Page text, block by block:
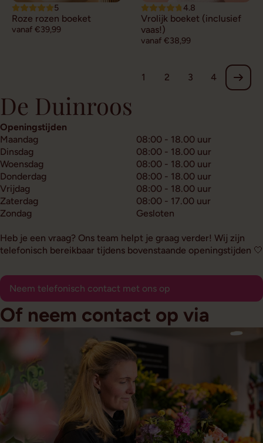
5
Roze rozen boeket
vanaf €39,99
4.8
Vrolijk boeket (inclusief
vaas!)
vanaf €38,99
1 2 3 4
De Duinroos
Openingstijden
Maandag
Dinsdag
Woensdag
Donderdag
Vrijdag
Zaterdag
Zondag
08:00 - 18.00 uur
08:00 - 18.00 uur
08:00 - 18.00 uur
08:00 - 18.00 uur
08:00 - 18.00 uur
08:00 - 17.00 uur
Gesloten
Heb je een vraag? Ons team helpt je graag verder! Wij zijn
telefonisch bereikbaar tijdens bovenstaande openingstijden 🤍
Neem telefonisch contact met ons op
Of neem contact op via